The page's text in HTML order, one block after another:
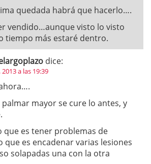
quedada habrá que hacerlo….
vendido…aunque visto lo visto
tiempo más estaré dentro.
dice:
a las 19:39
mayor se cure lo antes, y
que es tener problemas de
que es encadenar varias lesiones
solapadas una con la otra